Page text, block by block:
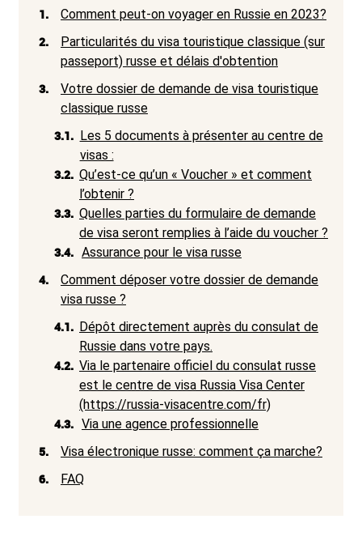
1.
Comment peut-on voyager en Russie en 2023?
2.
Particularités du visa touristique classique (sur
passeport) russe et délais d'obtention
3.
Votre dossier de demande de visa touristique
classique russe
3.1. Les 5 documents à présenter au centre de
visas :
3.2. Qu’est-ce qu’un « Voucher » et comment
l’obtenir ?
3.3. Quelles parties du formulaire de demande
de visa seront remplies à l’aide du voucher ?
3.4. Assurance pour le visa russe
4.
Comment déposer votre dossier de demande
visa russe ?
4.1. Dépôt directement auprès du consulat de
Russie dans votre pays.
4.2. Via le partenaire officiel du consulat russe
est le centre de visa Russia Visa Center
(https://russia-visacentre.com/fr)
4.3. Via une agence professionnelle
5.
Visa électronique russe: comment ça marche?
6.
FAQ